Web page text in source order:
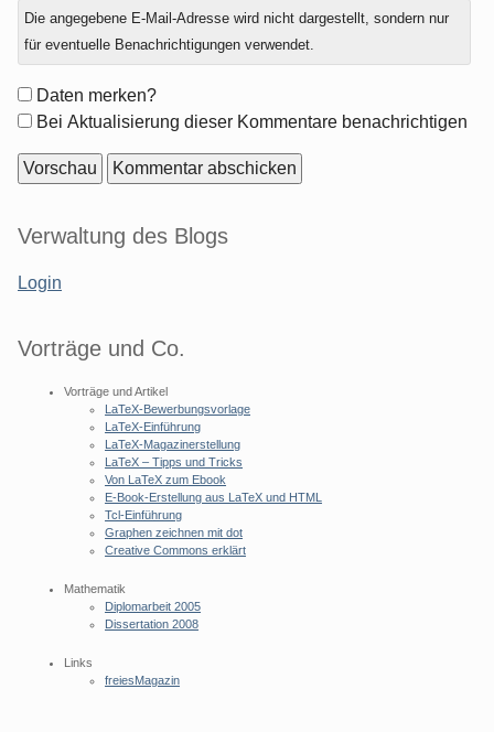
Antwort
zu
Die angegebene E-Mail-Adresse wird nicht dargestellt, sondern nur
für eventuelle Benachrichtigungen verwendet.
Formular-
Optionen
Daten merken?
Bei Aktualisierung dieser Kommentare benachrichtigen
Seitenleiste
Verwaltung des Blogs
Login
Vorträge und Co.
Vorträge und Artikel
LaTeX-Bewerbungsvorlage
LaTeX-Einführung
LaTeX-Magazinerstellung
LaTeX – Tipps und Tricks
Von LaTeX zum Ebook
E-Book-Erstellung aus LaTeX und HTML
Tcl-Einführung
Graphen zeichnen mit dot
Creative Commons erklärt
Mathematik
Diplomarbeit 2005
Dissertation 2008
Links
freiesMagazin